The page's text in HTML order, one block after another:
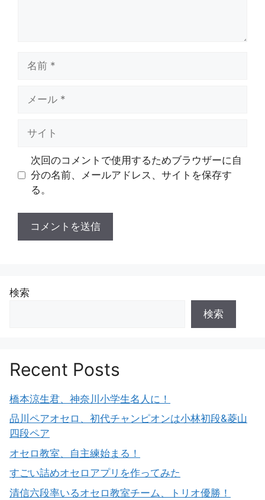
次回のコメントで使用するためブラウザーに自
分の名前、メールアドレス、サイトを保存す
る。
検索
検索
Recent Posts
橋本涼生君、神奈川小学生名人に！
品川ペアオセロ、初代チャンピオンは小林初段&菱山
四段ペア
オセロ教室、自主練始まる！
すごい詰めオセロアプリを作ってみた
清信六段率いるオセロ教室チーム、トリオ優勝！